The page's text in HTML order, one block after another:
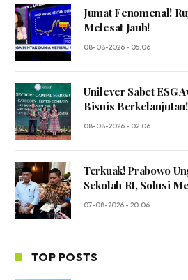
Jumat Fenomenal!
Melesat Jauh!
08-08-2026 - 05.06
Unilever Sabet ESG
Bisnis Berkelanjutan!
08-08-2026 - 02.06
Terkuak! Prabowo
Sekolah RI, Solusi
07-08-2026 - 20.06
TOP POSTS